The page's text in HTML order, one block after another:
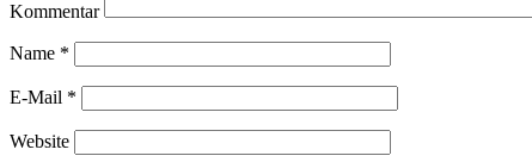
Kommentar
Name *
E-Mail *
Website